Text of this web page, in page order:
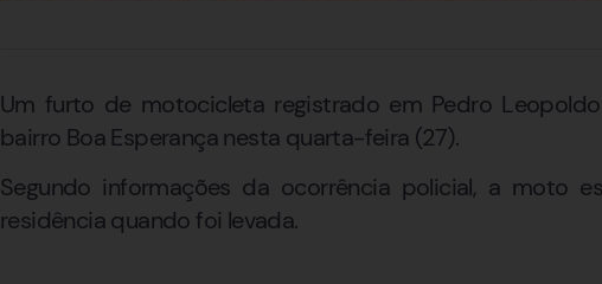
Um furto de motocicleta registrado em Pedro
bairro Boa Esperança nesta quarta-feira (27).
Segundo informações da ocorrência policial, a moto
residência quando foi levada.